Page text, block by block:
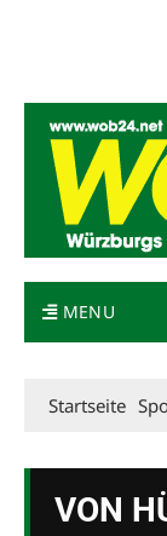
MENU
Startseite
VON